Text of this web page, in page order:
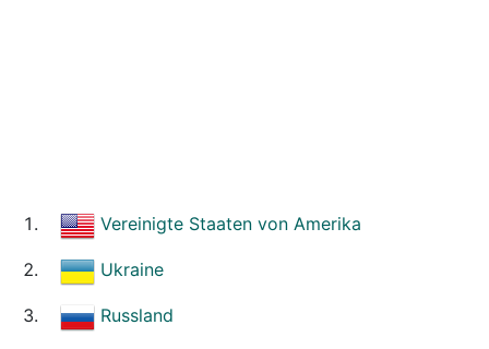
Vereinigte Staaten von Amerika
Ukraine
Russland